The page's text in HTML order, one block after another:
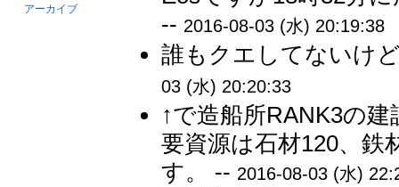
アーカイブ
-- 2016-08-03 (水) 20:19:38
誰もクエしてないけ
03 (水) 20:20:33
↑で造船所RANK3の
要資源は石材120、鉄
す。 -- 2016-08-03 (水)